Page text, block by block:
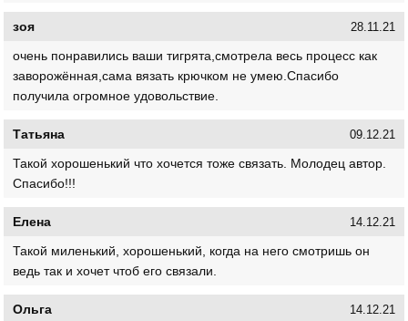
зоя 28.11.21
очень понравились ваши тигрята,смотрела весь процесс как
заворожённая,сама вязать крючком не умею.Спасибо
получила огромное удовольствие.
Татьяна 09.12.21
Такой хорошенький что хочется тоже связать. Молодец автор.
Спасибо!!!
Елена 14.12.21
Такой миленький, хорошенький, когда на него смотришь он
ведь так и хочет чтоб его связали.
Ольга 14.12.21